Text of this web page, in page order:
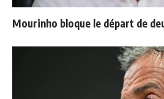
Mourinho bloque le départ de